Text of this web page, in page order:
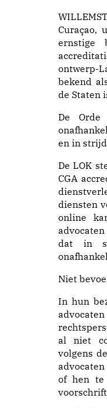
Curaçao,
ernstige
ontwerp-
bekend
de Staten
De Orde
en in
De LOK
CGA
diensten
online
dat in
Niet
In hun
al niet
volgens
of hen te